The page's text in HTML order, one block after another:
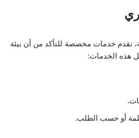
نقدم خدمات مخصصة للتأكد من أن بيئة
هذه الخدمات:
أو حسب الطلب.